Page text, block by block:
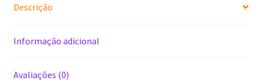
Descrição
Informação adicional
Avaliações (0)